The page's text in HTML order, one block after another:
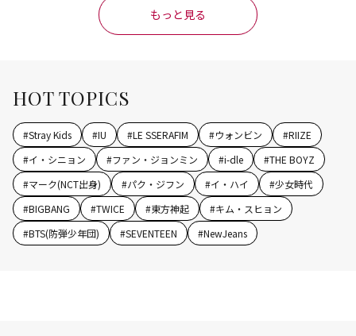
もっと見る
HOT TOPICS
#Stray Kids #IU #LE SSERAFIM #ウォンビン #RIIZE
#イ・シニョン #ファン・ジョンミン #i-dle #THE BOYZ
#マーク(NCT出身) #パク・ジフン #イ・ハイ #少女時代
#BIGBANG #TWICE #東方神起 #キム・スヒョン
#BTS(防弾少年団) #SEVENTEEN #NewJeans